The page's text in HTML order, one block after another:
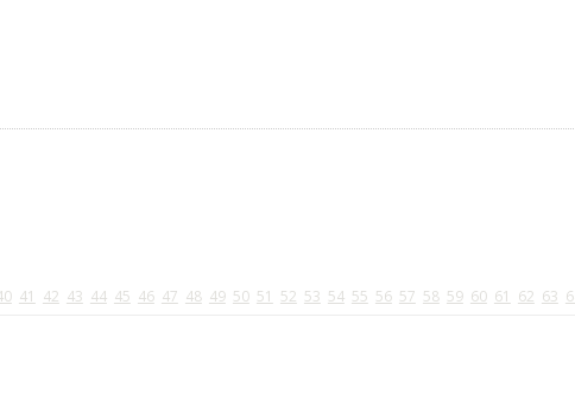
41 42 43 44 45 46 47 48 49 50 51 52 53 54 55 56 57 58 59 60 61 62 63